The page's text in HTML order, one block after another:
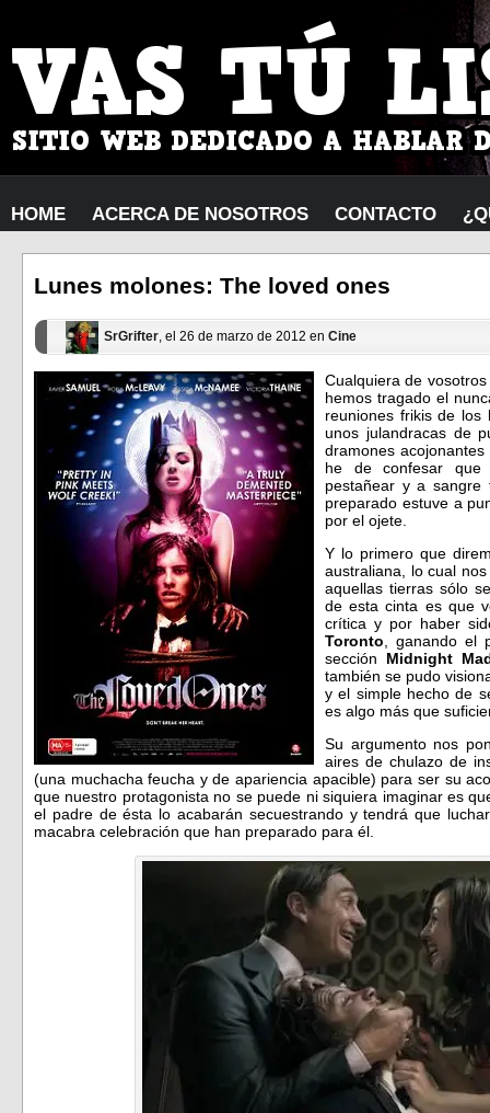
HOME ACERCA DE NOSOTROS CONTACTO
Lunes molones: The loved ones
SrGrifter, el 26 de marzo de 2012 en Cine
Cualquiera de
hemos tragado el
reuniones frikis de los
unos julandracas de
dramones
he de confesar que
pestañear y a
preparado estuve a
por el ojete.
Y lo primero que
australiana, lo cual
aquellas tierras sólo
de esta cinta es que
crítica y por haber
Toronto , ganando el
sección Midnight
también se pudo
y el simple hecho de
es algo más que
Su argumento nos
aires de chulazo de
(una muchacha feucha y de apariencia apacible) para ser su
que nuestro protagonista no se puede ni siquiera imaginar es
el padre de ésta lo acabarán secuestrando y tendrá que
macabra celebración que han preparado para él.